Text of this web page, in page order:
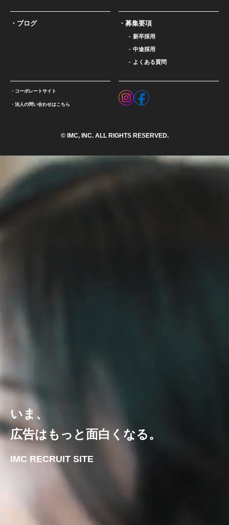
ブログ 募集要項
新卒採用
中途採用
よくある質問
コーポレートサイト
法人の問い合わせはこちら
© IMC, INC. ALL RIGHTS RESERVED.
いま、
広告はもっと面白くなる。
IMC RECRUIT SITE